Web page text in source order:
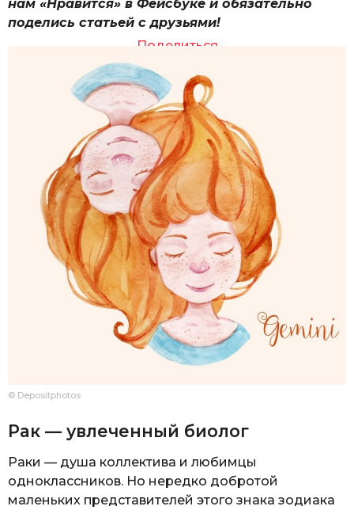
нам «Нравится» в Фейсбуке и обязательно
поделись статьей с друзьями!
Поделиться
© Depositphotos
Рак — увлеченный биолог
Раки — душа коллектива и любимцы
одноклассников. Но нередко добротой
маленьких представителей этого знака зодиака